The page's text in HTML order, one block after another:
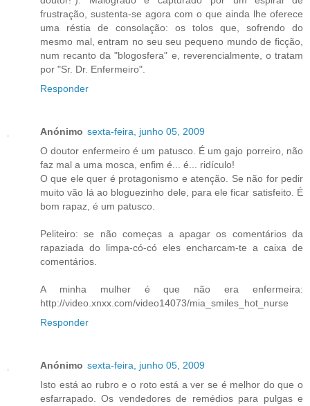
frustração, sustenta-se agora com o que ainda lhe oferece
uma réstia de consolação: os tolos que, sofrendo do
mesmo mal, entram no seu seu pequeno mundo de ficção,
num recanto da "blogosfera" e, reverencialmente, o tratam
por "Sr. Dr. Enfermeiro".
Responder
Anónimo sexta-feira, junho 05, 2009
O doutor enfermeiro é um patusco. É um gajo porreiro, não
faz mal a uma mosca, enfim é... é... ridículo!
O que ele quer é protagonismo e atenção. Se não for pedir
muito vão lá ao bloguezinho dele, para ele ficar satisfeito. É
bom rapaz, é um patusco.
Peliteiro: se não começas a apagar os comentários da
rapaziada do limpa-có-có eles encharcam-te a caixa de
comentários.
A minha mulher é que não era enfermeira:
http://video.xnxx.com/video14073/mia_smiles_hot_nurse
Responder
Anónimo sexta-feira, junho 05, 2009
Isto está ao rubro e o roto está a ver se é melhor do que o
esfarrapado. Os vendedores de remédios para pulgas e